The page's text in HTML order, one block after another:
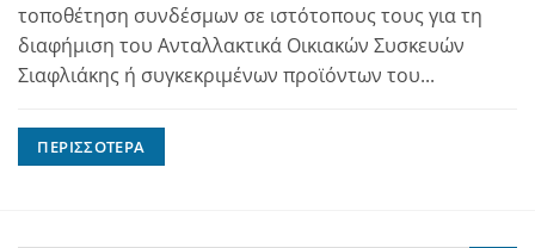
τοποθέτηση συνδέσμων σε ιστότοπους τους για τη
διαφήμιση του Ανταλλακτικά Οικιακών Συσκευών
Σιαφλιάκης ή συγκεκριμένων προϊόντων του...
ΠΕΡΙΣΣΌΤΕΡΑ